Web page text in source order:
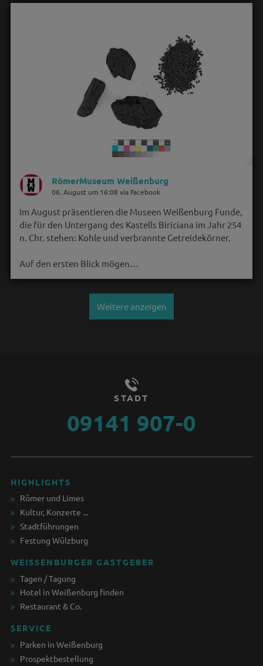
RömerMuseum Weißenburg
06. August um 16:08 via Facebook
Im August präsentieren die Museen Weißenburg Funde,
die für den Untergang des Kastells Biriciana im Jahr 254
n. Chr. stehen: Kohle und verbrannte Getreidekörner.
Auf den ersten Blick mögen…
Weitere anzeigen
STADT
09141 907-0
HIGHLIGHTS
Römer und Limes
Kultur, Konzerte ...
Stadtführungen
Festung Wülzburg
WEISSENBURGER GASTGEBER
Tagen / Tagung
Hotel in Weißenburg finden
Restaurant & Co.
SERVICE
Parken in Weißenburg
Prospektbestellung